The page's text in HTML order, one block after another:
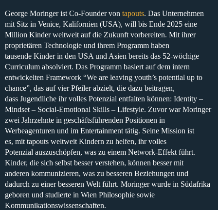
George Moringerist Co-Foundervon tapouts. Das Unternehmen
mit Sitz in Venice, Kalifornien (USA), will bis Ende 2025 eine
Million Kinder weltweit auf die Zukunft vorbereiten. Mit ihrer
proprietären Technologie und ihrem Programm haben
tausende Kinder in den USA und Asien bereits das 52-wöchige
Curriculum absolviert. Das Programm basiert auf dem intern
entwickelten Framework “We are leaving youth’s potential up to
chance”, das auf vier Pfeiler abzielt, die dazu beitragen,
dass Jugendliche ihr volles Potenzial entfalten können: Identity –
Mindset – Social-Emotional Skills – Lifestyle. Zuvor war Moringer
zwei Jahrzehnte in geschäftsführenden Positionen in
Werbeagenturen und im Entertainment tätig. Seine Mission ist
es, mit tapouts weltweit Kindern zu helfen, ihr volles
Potenzial auszuschöpfen, was zu einem Network-Effekt führt.
Kinder, die sich selbst besser verstehen, können besser mit
anderen kommunizieren, was zu besseren Beziehungen und
dadurch zu einer besseren Welt führt. Moringer wurde in Südafrika
geboren und studierte in Wien Philosophie sowie
Kommunikationswissenschaften.